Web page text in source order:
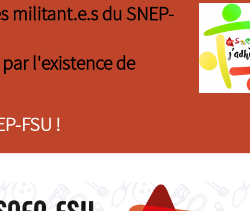
militant.e.s du SNEP-
l'existence de
FSU !